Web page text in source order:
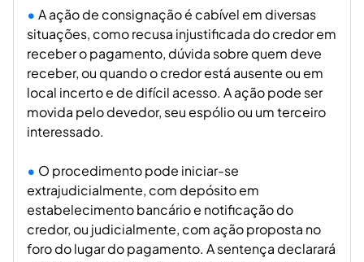
A ação de consignação é cabível em diversas
situações, como recusa injustificada do credor em
receber o pagamento, dúvida sobre quem deve
receber, ou quando o credor está ausente ou em
local incerto e de difícil acesso. A ação pode ser
movida pelo devedor, seu espólio ou um terceiro
interessado.
O procedimento pode iniciar-se
extrajudicialmente, com depósito em
estabelecimento bancário e notificação do
credor, ou judicialmente, com ação proposta no
foro do lugar do pagamento. A sentença declarará